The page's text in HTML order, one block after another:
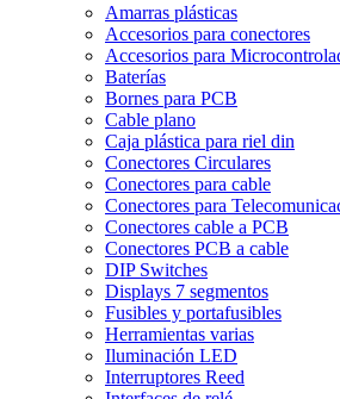
Amarras plásticas
Accesorios para conectores
Accesorios para
Baterías
Bornes para PCB
Cable plano
Caja plástica para riel din
Conectores Circulares
Conectores para cable
Conectores para
Conectores cable a PCB
Conectores PCB a cable
DIP Switches
Displays 7 segmentos
Fusibles y portafusibles
Herramientas varias
Iluminación LED
Interruptores Reed